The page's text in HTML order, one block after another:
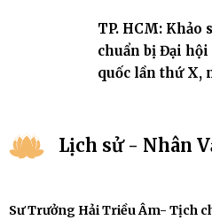
TP. HCM:
chuẩn bị Đại
quốc lần thứ X,
Lịch sử - Nhân
Sư Trưởng Hải Triều Âm- Tịch